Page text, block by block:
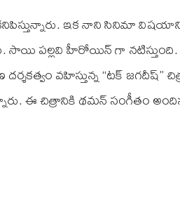
ఇక నాని సినిమా
సాయి పల్లవి హీరోయిన్ గా నటిస్తుంది.
దర్శకత్వం వహిస్తున్న “టక్ జగదీష్”
ఈ చిత్రానికి థమన్ సంగీతం